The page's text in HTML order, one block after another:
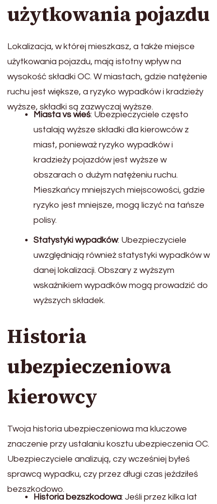
użytkowania pojazdu
Lokalizacja, w której mieszkasz, a także miejsce
użytkowania pojazdu, mają istotny wpływ na
wysokość składki OC. W miastach, gdzie natężenie
ruchu jest większe, a ryzyko wypadków i kradzieży
wyższe, składki są zazwyczaj wyższe.
Miasta vs wieś: Ubezpieczyciele często
ustalają wyższe składki dla kierowców z
miast, ponieważ ryzyko wypadków i
kradzieży pojazdów jest wyższe w
obszarach o dużym natężeniu ruchu.
Mieszkańcy mniejszych miejscowości, gdzie
ryzyko jest mniejsze, mogą liczyć na tańsze
polisy.
Statystyki wypadków: Ubezpieczyciele
uwzględniają również statystyki wypadków w
danej lokalizacji. Obszary z wyższym
wskaźnikiem wypadków mogą prowadzić do
wyższych składek.
Historia
ubezpieczeniowa
kierowcy
Twoja historia ubezpieczeniowa ma kluczowe
znaczenie przy ustalaniu kosztu ubezpieczenia OC.
Ubezpieczyciele analizują, czy wcześniej byłeś
sprawcą wypadku, czy przez długi czas jeździłeś
bezszkodowo.
Historia bezszkodowa: Jeśli przez kilka lat